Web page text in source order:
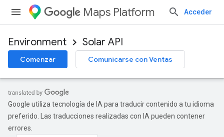
Maps Platform Acceder
Environment Solar API
Comenzar Comunicarse con Ventas
Google utiliza tecnología de IA para traducir contenido a tu idioma
preferido. Las traducciones realizadas con IA pueden contener
errores.